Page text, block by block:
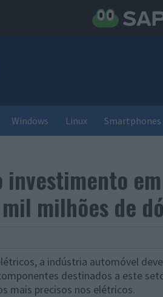
Windows Linux Smartphones
milhões de
a indústria automóvel
destinados a este
mais precisos nos elétricos.